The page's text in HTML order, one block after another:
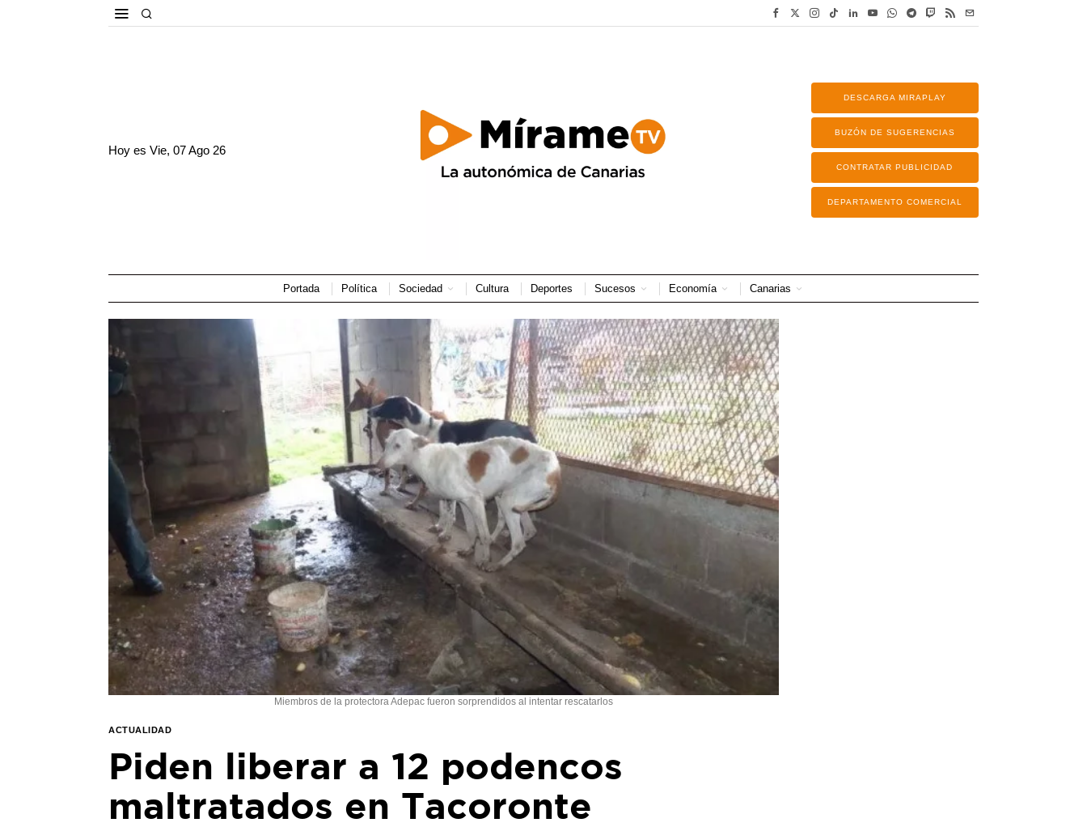
Hoy esVie, 07 Ago 26
DESCARGA MIRAPLAY
BUZÓN DE SUGERENCIAS
CONTRATAR PUBLICIDAD
DEPARTAMENTO COMERCIAL
Portada Política Sociedad Cultura Deportes Sucesos Economía Canarias
Miembros de la protectora Adepac fueron sorprendidos al intentar rescatarlos
ACTUALIDAD
Piden liberar a 12 podencos
maltratados en Tacoronte